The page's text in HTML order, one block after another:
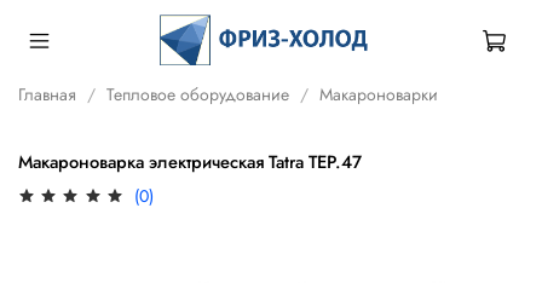
Главная Тепловое оборудование Макароноварки
Макароноварка электрическая Tatra TEP.47
(0)